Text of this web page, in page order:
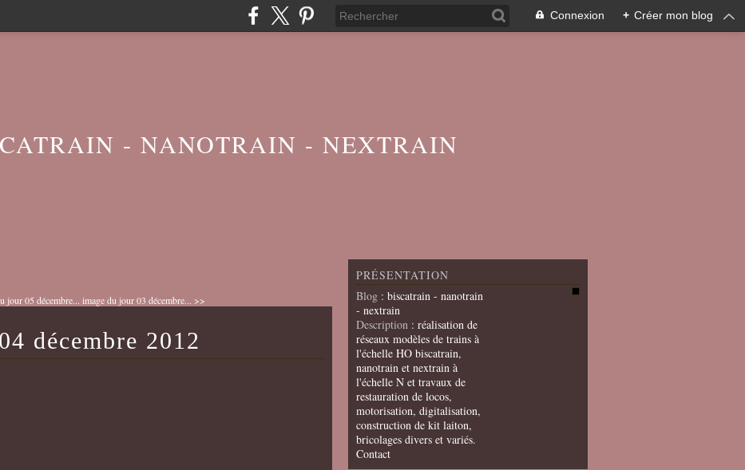
Connexion + Créer mon blog
- NANOTRAIN - NEXTRAIN
jour 05 décembre... image du jour 03 décembre... >>
décembre 2012
PRÉSENTATION
Blog : biscatrain - nanotrain
- nextrain
Description : réalisation de
réseaux modèles de trains à
l'échelle HO biscatrain,
nanotrain et nextrain à
l'échelle N et travaux de
restauration de locos,
motorisation, digitalisation,
construction de kit laiton,
bricolages divers et variés.
Contact